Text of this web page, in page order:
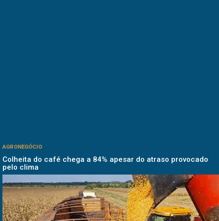
AGRONEGÓCIO
Colheita do café chega a 84% apesar do atraso provocado
pelo clima